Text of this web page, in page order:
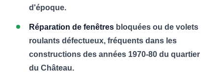
d'époque.
Réparation de fenêtres bloquées ou de volets
roulants défectueux, fréquents dans les
constructions des années 1970-80 du quartier
du Château.